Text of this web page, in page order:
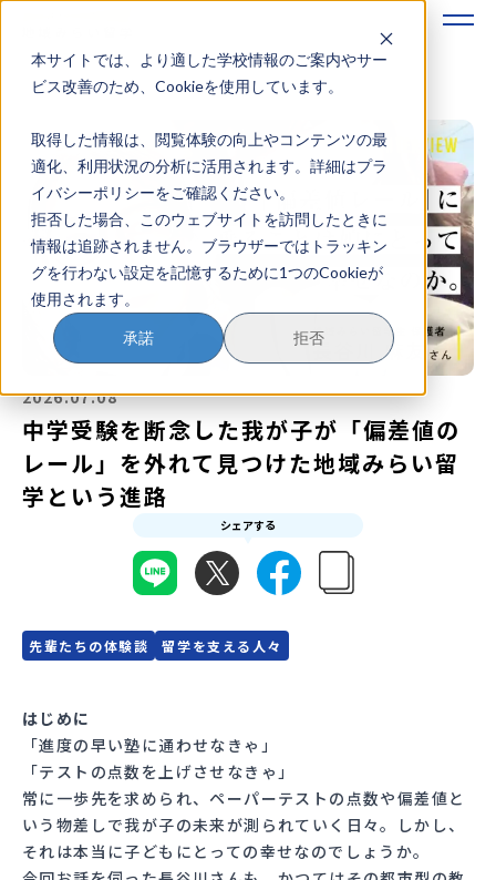
本サイトでは、より適した学校情報のご案内やサー
ビス改善のため、Cookieを使用しています。
取得した情報は、閲覧体験の向上やコンテンツの最
適化、利用状況の分析に活用されます。詳細はプラ
イバシーポリシーをご確認ください。
拒否した場合、このウェブサイトを訪問したときに
情報は追跡されません。ブラウザーではトラッキン
グを行わない設定を記憶するために1つのCookieが
使用されます。
承諾 拒否
地域みらい留学のすすめかた
地域みらい留学とは
学校を探す
イベントを探す
おためし地域留学
マガジン
奨学金について
？ イベント参加方法
MYページログイン
2026.07.08
中学受験を断念した我が子が「偏差値の
レール」を外れて見つけた地域みらい留
学という進路
シェアする
先輩たちの体験談 留学を支える人々
はじめに
「進度の早い塾に通わせなきゃ」
「テストの点数を上げさせなきゃ」
常に一歩先を求められ、ペーパーテストの点数や偏差値と
いう物差しで我が子の未来が測られていく日々。しかし、
それは本当に子どもにとっての幸せなのでしょうか。